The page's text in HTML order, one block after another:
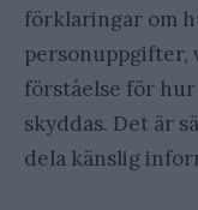
förklaringar om
personuppgifter,
förståelse för
skyddas. Det är
dela känslig